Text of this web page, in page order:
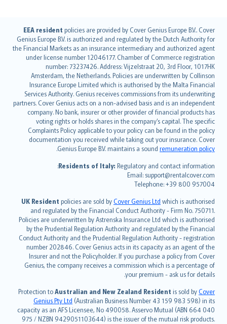
EEA resident policies are provided by Cover Genius Europe B.V.. Cover
Genius Europe B.V. is authorized and regulated by the Dutch Authority for
the Financial Markets as an insurance intermediary and authorized agent
under license number 12046177. Chamber of Commerce registration
number: 73237426. Address: Vijzelstraat 20, 3rd Floor, 1017HK
Amsterdam, the Netherlands. Policies are underwritten by Collinson
Insurance Europe Limited which is authorised by the Malta Financial
Services Authority. Genius receives commissions from its underwriting
partners. Cover Genius acts on a non-advised basis and is an independent
company. No bank, insurer or other provider of financial products has
voting rights or holds shares in the company’s capital. The specific
Complaints Policy applicable to your policy can be found in the policy
documentation you received while taking out your insurance. Cover
Genius Europe B.V. maintains a sound remuneration policy
.
Residents of Italy: Regulatory and contact information:
Email: support@rentalcover.com
Telephone: +39 800 957004
UK Resident policies are sold byCover Genius Ltd which is authorised
and regulated by the Financial Conduct Authority - Firm No. 750711.
Policies are underwritten by Astrenska Insurance Ltd which is authorised
by the Prudential Regulation Authority and regulated by the Financial
Conduct Authority and the Prudential Regulation Authority - registration
number 202846. Cover Genius acts in its capacity as an agent of the
Insurer and not the Policyholder. If you purchase a policy from Cover
Genius, the company receives a commission which is a percentage of
your premium - ask us for details.
Protection toAustralian and New Zealand Resident is sold byCover
Genius Pty Ltd (Australian Business Number 43 159 983 598) in its
capacity as an AFS Licensee, No 490058. Asservo Mutual (ABN 664 040
975 / NZBN 9429051103644) is the issuer of the mutual risk products.
English (UK)
English (US)
Deutsch
français
Nederlands
español
italiano
简体中文
繁體中文
Português
polski
עברית
Português
svenska
日本語
한국어
dansk
norsk
suomi
العربيّة
Türkçe
česky
Русский
ภาษาไทย